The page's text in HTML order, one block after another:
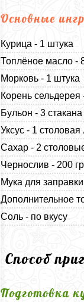
Основные
Курица - 1 штука
Топлёное масло -
Морковь - 1 штука
Корень сельдерея
Бульон - 3 стакана
Уксус - 1 столовая
Сахар - 2
Чернослив - 200
Мука для
Дополнительное
Соль - по вкусу
Способ
Подготовка